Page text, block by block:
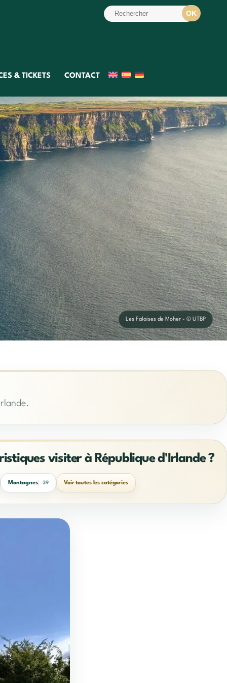
& TICKETS CONTACT
Les Falaises de Moher - © UTBP
visiter à République d'Irlande ?
Montagnes 39 Voir toutes les catégories